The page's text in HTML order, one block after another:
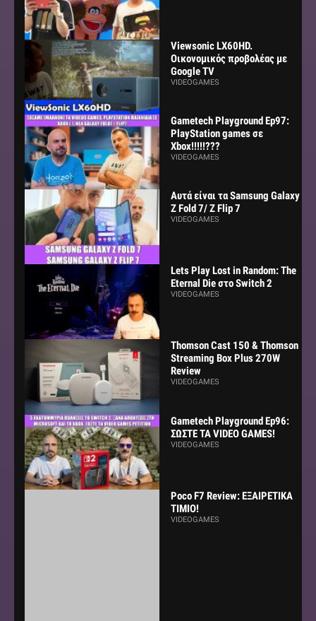
Viewsonic LX60HD.
Οικονομικός προβολέας με
Google TV
VIDEOGAMES
Gametech Playground Ep97:
PlayStation games σε
Xbox!!!!!???
VIDEOGAMES
Αυτά είναι τα Samsung Galaxy
Z Fold 7/ Z Flip 7
VIDEOGAMES
Lets Play Lost in Random: The
Eternal Die στο Switch 2
VIDEOGAMES
Thomson Cast 150 & Thomson
Streaming Box Plus 270W
Review
VIDEOGAMES
Gametech Playground Ep96:
ΣΩΣΤΕ ΤΑ VIDEO GAMES!
VIDEOGAMES
Poco F7 Review: ΕΞΑΙΡΕΤΙΚΑ
ΤΙΜΙΟ!
VIDEOGAMES